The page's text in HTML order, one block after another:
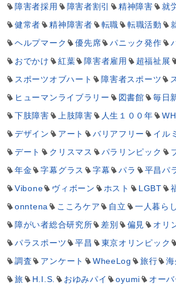
障害者採用
障害者割引 精神障害
就
健常者
精神障害者 転職 転職活動
ヘルプマーク
優先席 パニック発作
おでかけ
紅葉 障害者雇用 超福祉展
スポーツオブハート
障害者スポーツ
ヒューマンライブラリー
図書館 毎日
下肢障害
上肢障害 人生１００年
デザイン
アート バリアフリー イル
デート
クリスマス パラリンピック
年金
字幕グラス 字幕 パラ
平昌パ
Vibone
ヴィボーン ホスト LGBT
onntena
こころケア 自立
一人暮らし
障がい者総合研究所
差別 偏見
オリ
パラスポーツ
平昌 東京オリンピック
調査
アンケート WheeLog 旅行
旅
H.I.S. おゆみパイ oyumi オー